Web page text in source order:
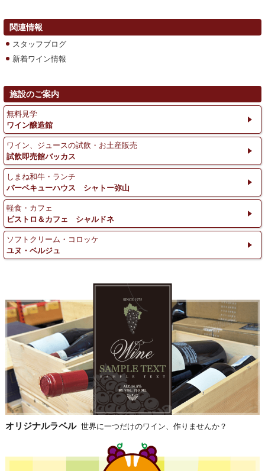
関連情報
スタッフブログ
新着ワイン情報
施設のご案内
無料見学
ワイン醸造館
ワイン、ジュースの試飲・お土産販売
試飲即売館バッカス
しまね和牛・ランチ
バーベキューハウス シャトー弥山
軽食・カフェ
ビストロ＆カフェ シャルドネ
ソフトクリーム・コロッケ
ユヌ・ベルジュ
オリジナルラベル 世界に一つだけのワイン、作りませんか？